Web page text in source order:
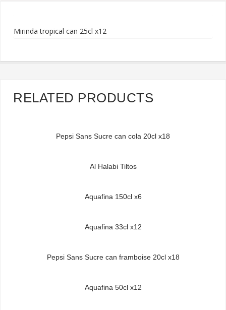
Mirinda tropical can 25cl x12
RELATED PRODUCTS
Pepsi Sans Sucre can cola 20cl x18
Al Halabi Tiltos
Aquafina 150cl x6
Aquafina 33cl x12
Pepsi Sans Sucre can framboise 20cl x18
Aquafina 50cl x12